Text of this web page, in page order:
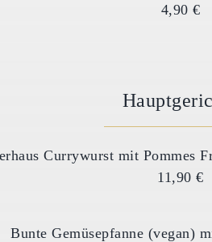
4,90 €
Currywurst mit Pommes
11,90 €
Bunte Gemüsepfanne (vegan)